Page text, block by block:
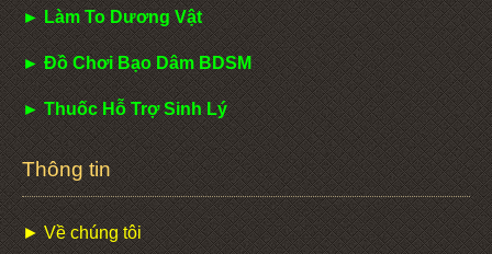
► Làm To Dương Vật
► Đồ Chơi Bạo Dâm BDSM
► Thuốc Hỗ Trợ Sinh Lý
Thông tin
► Về chúng tôi